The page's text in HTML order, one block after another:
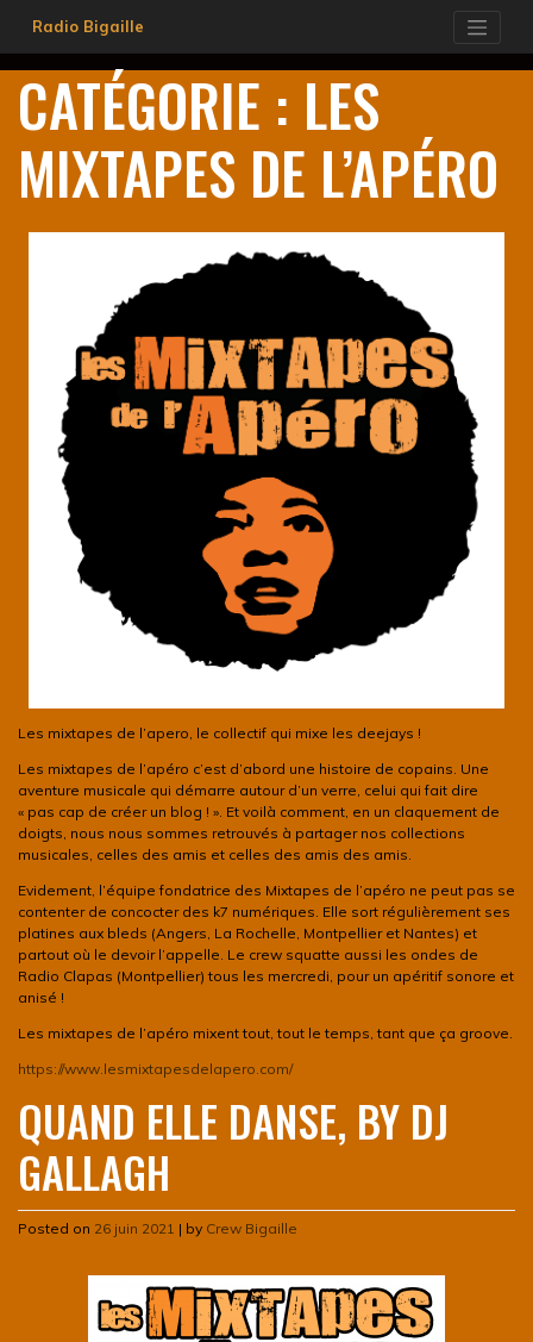
content
Radio Bigaille
CATÉGORIE : LES
MIXTAPES DE L’APÉRO
Les mixtapes de l’apero, le collectif qui mixe les deejays !
Les mixtapes de l’apéro c’est d’abord une histoire de copains. Une
aventure musicale qui démarre autour d’un verre, celui qui fait dire
« pas cap de créer un blog ! ». Et voilà comment, en un claquement de
doigts, nous nous sommes retrouvés à partager nos collections
musicales, celles des amis et celles des amis des amis.
Evidement, l’équipe fondatrice des Mixtapes de l’apéro ne peut pas se
contenter de concocter des k7 numériques. Elle sort régulièrement ses
platines aux bleds (Angers, La Rochelle, Montpellier et Nantes) et
partout où le devoir l’appelle. Le crew squatte aussi les ondes de
Radio Clapas (Montpellier) tous les mercredi, pour un apéritif sonore et
anisé !
Les mixtapes de l’apéro mixent tout, tout le temps, tant que ça groove.
https://www.lesmixtapesdelapero.com/
QUAND ELLE DANSE, BY DJ
GALLAGH
Posted on 26 juin 2021 | by Crew Bigaille